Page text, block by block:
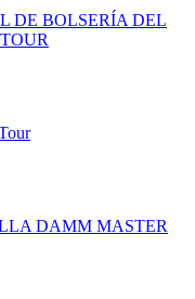
DE BOLSERÍA DEL
DAMM MASTER